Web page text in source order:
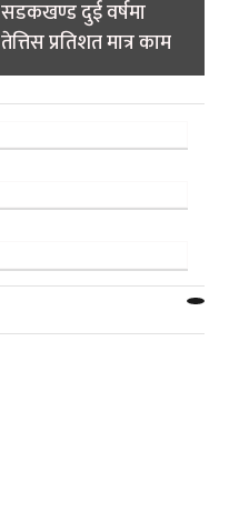
सडकखण्ड दुई वर्षमा
तेत्तिस प्रतिशत मात्र काम